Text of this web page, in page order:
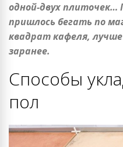
одной-двух
пришлось бегать по
квадрат кафеля,
заранее.
Способы
пол